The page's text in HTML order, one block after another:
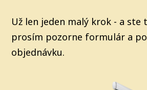
Už len jeden malý krok - a ste
prosím pozorne formulár a
objednávku.